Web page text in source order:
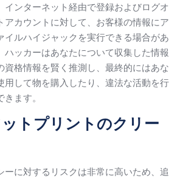
インターネット経由で登録およびログオ
アカウントに対して、お客様の情報にア
イルハイジャックを実行できる場合があ
ハッカーはあなたについて収集した情報
資格情報を賢く推測し、最終的にはあな
用して物を購入したり、違法な活動を行
ます。
トプリントのクリー
ーに対するリスクは非常に高いため、追